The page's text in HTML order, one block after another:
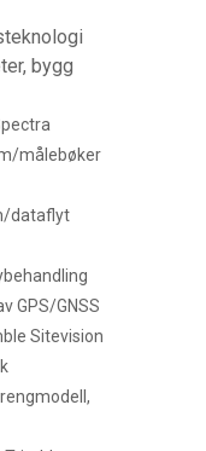
bygg
målebøker
dataflyt
GPS/GNSS
Sitevision